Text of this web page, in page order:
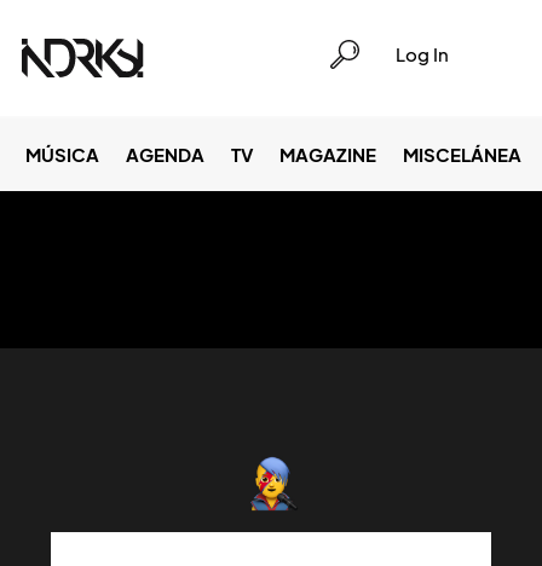
Log In
MÚSICA AGENDA TV MAGAZINE MISCELÁNEA